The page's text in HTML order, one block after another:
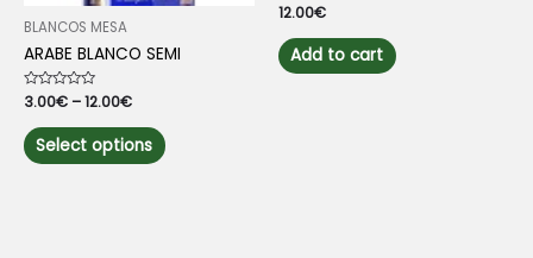
BLANCOS MESA
ARABE BLANCO SEMI
Rated
0
out
of
5
3.00€ –12.00€
Select options product
Rated
0
out
of
5
12.00€
Add to cart